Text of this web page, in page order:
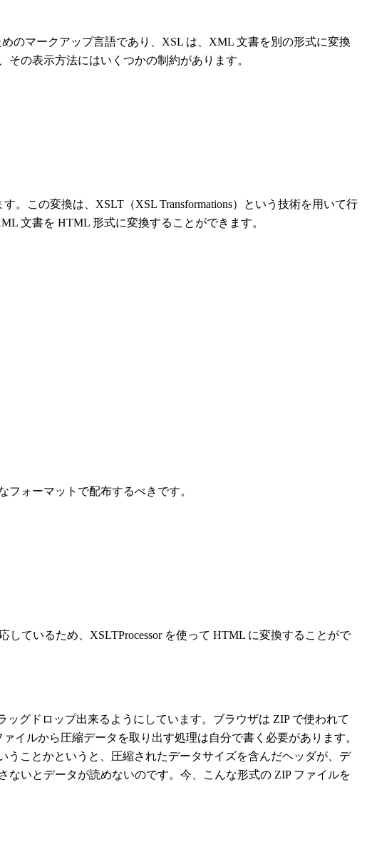
のマークアップ言語であり、XSL は、XML 文書を別の形式に変換
の表示方法にはいくつかの制約があります。
この変換は、XSLT（XSL Transformations）という技術を用いて行
文書を HTML 形式に変換することができます。
ォーマットで配布するべきです。
ているため、XSLTProcessor を使って HTML に変換することがで
グドロップ出来るようにしています。ブラウザは ZIP で使われて
イルから圧縮データを取り出す処理は自分で書く必要があります。
ことかというと、圧縮されたデータサイズを含んだヘッダが、デ
いとデータが読めないのです。今、こんな形式の ZIP ファイルを